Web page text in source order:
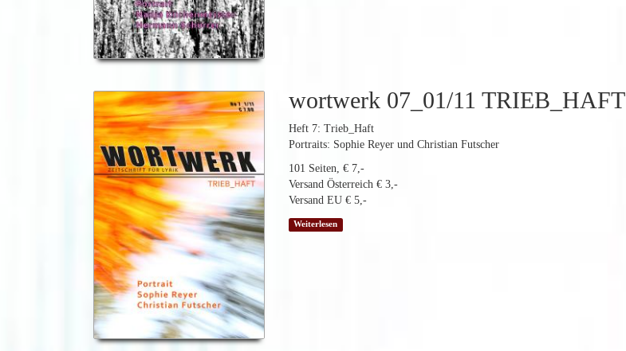
wortwerk 07_01/11 TRIEB_HAFT
Heft 7: Trieb_Haft
Portraits: Sophie Reyer und Christian Futscher
101 Seiten, € 7,-
Versand Österreich € 3,-
Versand EU € 5,-
Weiterlesen